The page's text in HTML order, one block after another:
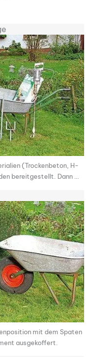
(Trockenbeton, H-
bereitgestellt. Dann …
mit dem Spaten
ausgekoffert.